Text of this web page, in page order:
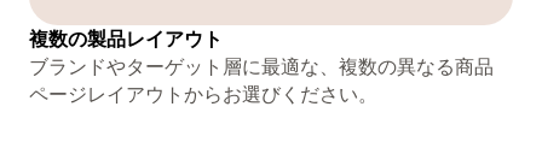
複数の製品レイアウト
ブランドやターゲット層に最適な、複数の異なる商品
ページレイアウトからお選びください。